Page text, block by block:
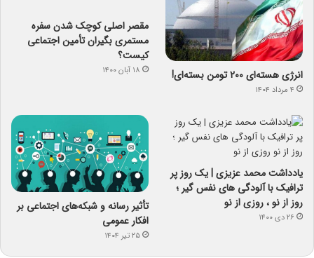
انرژی هسته‌ای ۲۰۰ تومن بسته‌ای!
۴ مرداد ۱۴۰۴
مقصر اصلی کوچک شدن سفره
مستمری بگیران تأمین اجتماعی
کیست؟
۱۸ آبان ۱۴۰۰
یادداشت محمد عزیزی | یک روز پر
ترافیک با آلودگی های نفس گیر ؛
روز از نو ، روزی از نو
۲۶ دی ۱۴۰۰
تأثیر رسانه و شبکه‌های اجتماعی بر
افکار عمومی
۲۵ تیر ۱۴۰۴